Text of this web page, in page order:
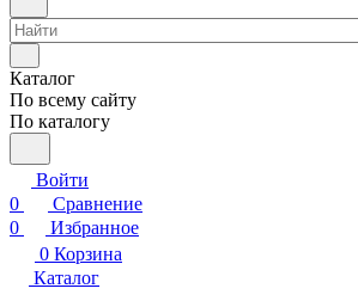
Каталог
По всему сайту
По каталогу
Войти
0
Сравнение
0
Избранное
0 Корзина
Каталог